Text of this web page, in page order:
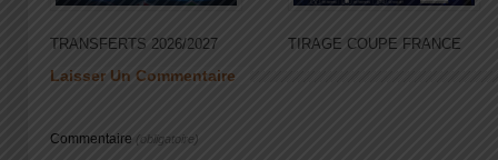
TRANSFERTS 2026/2027 TIRAGE COUPE FRANCE
Laisser Un Commentaire
Commentaire (obligatoire)